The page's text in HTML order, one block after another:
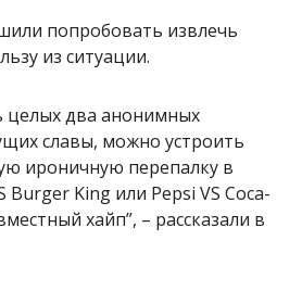
попробовать извлечь
из ситуации.
целых два анонимных
славы, можно устроить
ироничную перепалку в
Burger King или Pepsi VS Coca-
хайп”, – рассказали в